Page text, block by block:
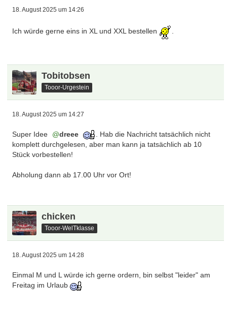
18. August 2025 um 14:26
Ich würde gerne eins in XL und XXL bestellen .
Tobitobsen
Tooor-Urgestein
18. August 2025 um 14:27
Super Idee dreee
. Hab die Nachricht tatsächlich nicht
komplett durchgelesen, aber man kann ja tatsächlich ab 10
Stück vorbestellen!
Abholung dann ab 17.00 Uhr vor Ort!
chicken
Tooor-WelTklasse
18. August 2025 um 14:28
Einmal M und L würde ich gerne ordern, bin selbst "leider" am
Freitag im Urlaub